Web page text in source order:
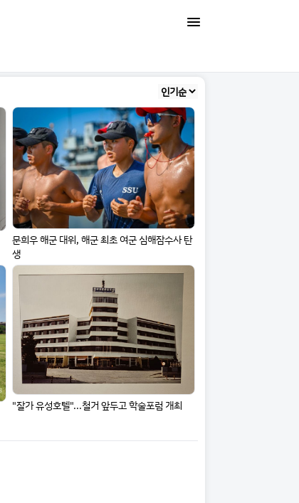
문희우 해군 대위, 해군 최초 여군 심해잠수사 탄
생
"잘가 유성호텔"...철거 앞두고 학술포럼 개최